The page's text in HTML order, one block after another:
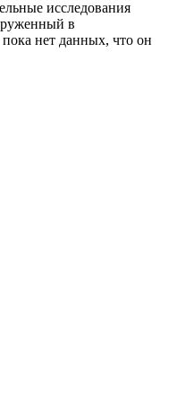
исследования
в
нет данных, что он